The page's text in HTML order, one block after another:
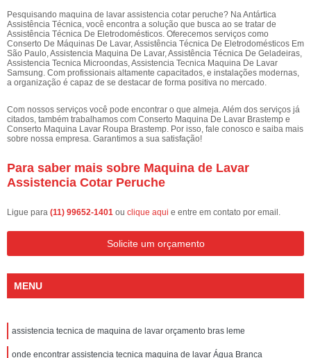
Pesquisando maquina de lavar assistencia cotar peruche? Na Antártica
Assistência Técnica, você encontra a solução que busca ao se tratar de
Assistência Técnica De Eletrodomésticos. Oferecemos serviços como
Conserto De Máquinas De Lavar, Assistência Técnica De Eletrodomésticos Em
São Paulo, Assistencia Maquina De Lavar, Assistência Técnica De Geladeiras,
Assistencia Tecnica Microondas, Assistencia Tecnica Maquina De Lavar
Samsung. Com profissionais altamente capacitados, e instalações modernas,
a organização é capaz de se destacar de forma positiva no mercado.
Com nossos serviços você pode encontrar o que almeja. Além dos serviços já
citados, também trabalhamos com Conserto Maquina De Lavar Brastemp e
Conserto Maquina Lavar Roupa Brastemp. Por isso, fale conosco e saiba mais
sobre nossa empresa. Garantimos a sua satisfação!
Para saber mais sobre Maquina de Lavar
Assistencia Cotar Peruche
Ligue para (11) 99652-1401 ou clique aqui e entre em contato por email.
Solicite um orçamento
MENU
assistencia tecnica de maquina de lavar orçamento bras leme
onde encontrar assistencia tecnica maquina de lavar Água Branca